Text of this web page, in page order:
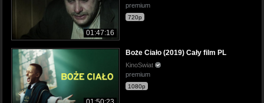
01:47:16
premium
720p
Boże Ciało (2019) Cały film PL
KinoSwiat
premium
1080p